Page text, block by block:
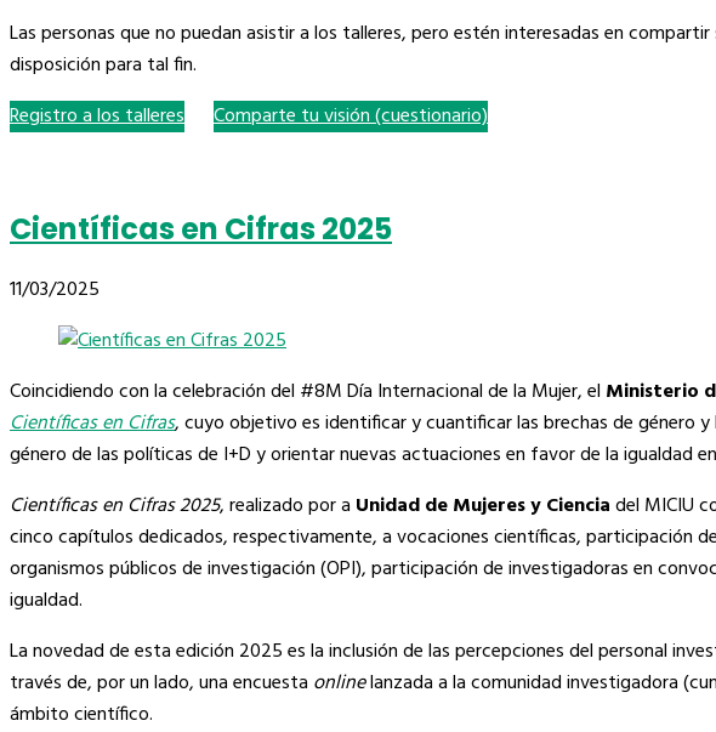
Las personas que no puedan asistir a los talleres, pero estén interesadas en
disposición para tal fin.
Registro a los talleres
Comparte tu visión (cuestionario)
Científicas en Cifras 2025
11/03/2025
Coincidiendo con la celebración del #8M Día Internacional de la Mujer, el Ministerio
Científicas en Cifras, cuyo objetivo es identificar y cuantificar las brechas de género
género de las políticas de I+D y orientar nuevas actuaciones en favor de la igualdad
Científicas en Cifras 2025, realizado por a Unidad de Mujeres y Cienciadel MICIU
cinco capítulos dedicados, respectivamente, a vocaciones científicas, participación
organismos públicos de investigación (OPI), participación de investigadoras en
igualdad.
La novedad de esta edición 2025 es la inclusión de las percepciones del personal
través de, por un lado, una encuesta onlinelanzada a la comunidad investigadora
ámbito científico.